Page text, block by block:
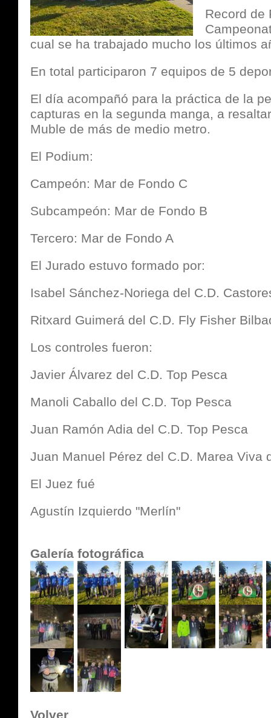
Record de
cual se ha trabajado mucho los últimos
En total participaron 7 equipos de 5
El día acompañó para la práctica de la
capturas en la segunda manga, a
Muble de más de medio metro.
El Podium:
Campeón: Mar de Fondo C
Subcampeón: Mar de Fondo B
Tercero: Mar de Fondo A
El Jurado estuvo formado por:
Isabel Sánchez-Noriega del C.D.
Ritxard Guimerá del C.D. Fly Fisher
Los controles fueron:
Javier Álvarez del C.D. Top Pesca
Manoli Caballo del C.D. Top Pesca
Juan Ramón Adia del C.D. Top Pesca
Juan Manuel Pérez del C.D. Marea Viva
El Juez fué
Agustín Izquierdo "Merlín"
Galería fotográfica
Volver